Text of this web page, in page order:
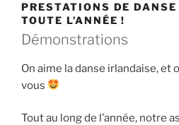
PRESTATIONS DE
TOUTE L’ANNÉE !
Démonstrations
On aime la danse irlandaise, et
vous
Tout au long de l’année, notre